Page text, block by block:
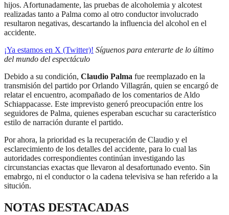
hijos. Afortunadamente, las pruebas de alcoholemia y alcotest
realizadas tanto a Palma como al otro conductor involucrado
resultaron negativas, descartando la influencia del alcohol en el
accidente.
¡Ya estamos en X (Twitter)! Síguenos para enterarte de lo último
del mundo del espectáculo
Debido a su condición, Claudio Palma fue reemplazado en la
transmisión del partido por Orlando Villagrán, quien se encargó de
relatar el encuentro, acompañado de los comentarios de Aldo
Schiappacasse. Este imprevisto generó preocupación entre los
seguidores de Palma, quienes esperaban escuchar su característico
estilo de narración durante el partido.
Por ahora, la prioridad es la recuperación de Claudio y el
esclarecimiento de los detalles del accidente, para lo cual las
autoridades correspondientes continúan investigando las
circunstancias exactas que llevaron al desafortunado evento. Sin
emabrgo, ni el conductor o la cadena televisiva se han referido a la
situción.
NOTAS DESTACADAS